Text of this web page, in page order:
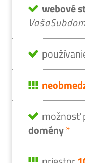
webové
možnosť
domény*